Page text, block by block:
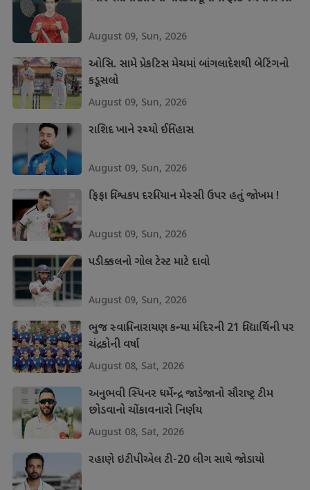
August 09, Sun, 2026
ઓસિ. સામે પ્રેકટિસ મેચમાં બાંગલાદેશથી બેટિંગનો
કડૂસલો
August 09, Sun, 2026
રાશિદ ખાને રચ્યો ઈતિહાસ
August 09, Sun, 2026
ફિફા વિશ્વકપ દરમિયાન મેસ્સી ઉપર હતું જોખમ !
August 09, Sun, 2026
પડીક્કલનો ગોલ ટેસ્ટ માટે દાવો
August 09, Sun, 2026
ભુજ સ્વામિનારાયણ કન્યા મંદિરની 21 વિદ્યાર્થિની પર
ચંદ્રકોની વર્ષા
August 08, Sat, 2026
અનુભવી સ્પિનર ધર્મેન્દ્ર જાડેજાનો સૌરાષ્ટ્ર ટીમ
છોડવાનો ચોંકાવનારો નિર્ણય
August 08, Sat, 2026
રહાણે ઇટીપીએલ ટી-20 લીગ સાથે જોડાયો